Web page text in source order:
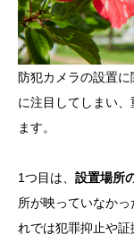
防犯カメラの設置
に注目してしまい
ます。
1つ目は、 設置場所
所が映っていなか
れでは犯罪抑止や証